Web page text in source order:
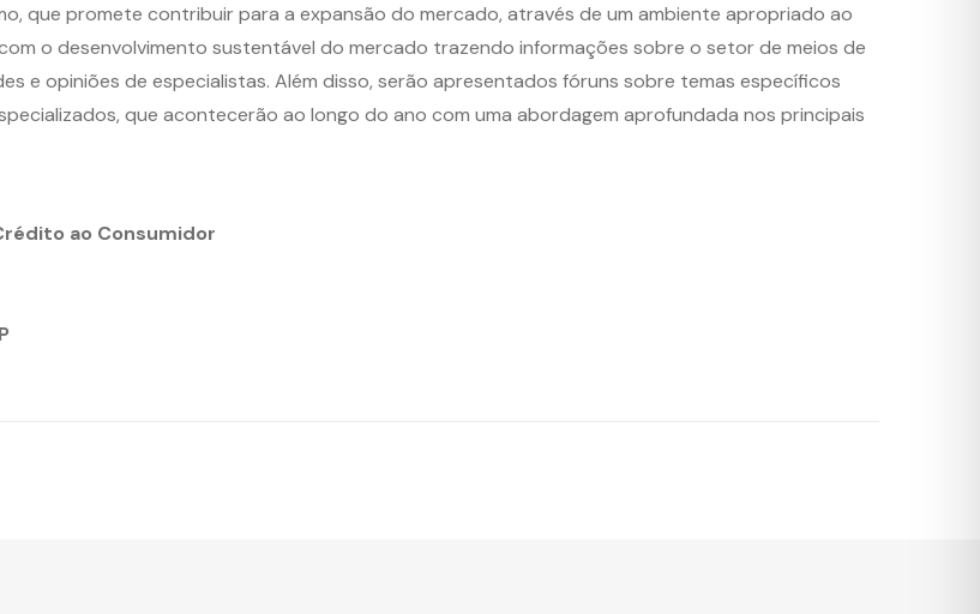
que promete contribuir para a expansão do mercado, através de um ambiente apropriado ao
o desenvolvimento sustentável do mercado trazendo informações sobre o setor de meios de
e opiniões de especialistas. Além disso, serão apresentados fóruns sobre temas específicos
que acontecerão ao longo do ano com uma abordagem aprofundada nos principais
ao Consumidor